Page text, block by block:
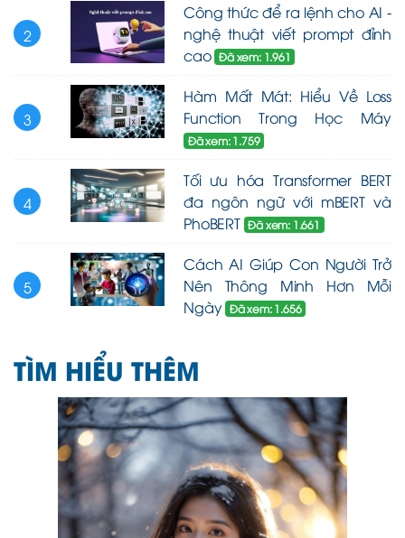
2
Công thức để ra lệnh cho AI -
nghệ thuật viết prompt đỉnh
cao Đã xem: 1.961
3
Hàm Mất Mát: Hiểu Về Loss
Function Trong Học Máy
Đã xem: 1.759
4
Tối ưu hóa Transformer BERT
đa ngôn ngữ với mBERT và
PhoBERT Đã xem: 1.661
5
Cách AI Giúp Con Người Trở
Nên Thông Minh Hơn Mỗi
Ngày Đã xem: 1.656
TÌM HIỂU THÊM